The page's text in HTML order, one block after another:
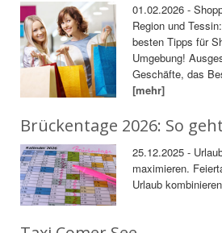
01.02.2026 -
Region und
besten Tipps für
Umgebung!
Geschäfte, das
[mehr]
Brückentage 2026: So
25.12.2025 -
maximieren.
Urlaub